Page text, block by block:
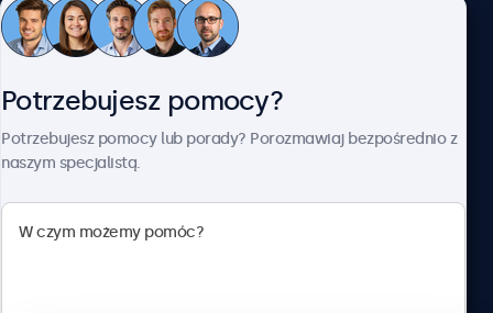
Obsługa klienta
Potrzebujesz pomocy?
Potrzebujesz pomocy lub porady? Porozmawiaj bezpośrednio z
naszym specjalistą.